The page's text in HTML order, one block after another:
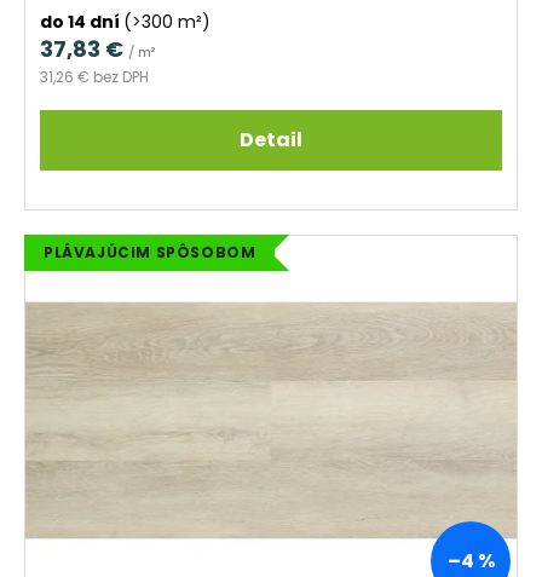
do 14 dní (>300 m²)
31,26 € bez DPH
37,83 € / m²
Detail
PLÁVAJÚCIM SPÔSOBOM
–4 %